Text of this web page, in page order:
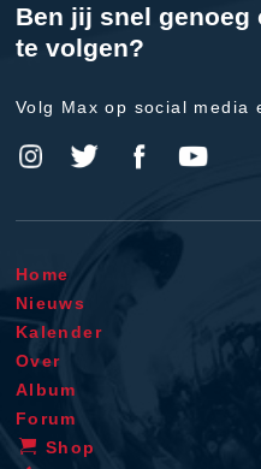
Ben jij snel genoeg
te volgen?
Volg Max op social media
Home
Nieuws
Kalender
Over
Album
Forum
Shop